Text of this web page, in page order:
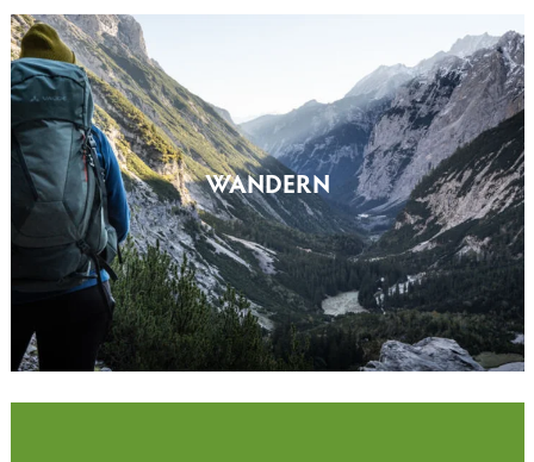
WANDERN